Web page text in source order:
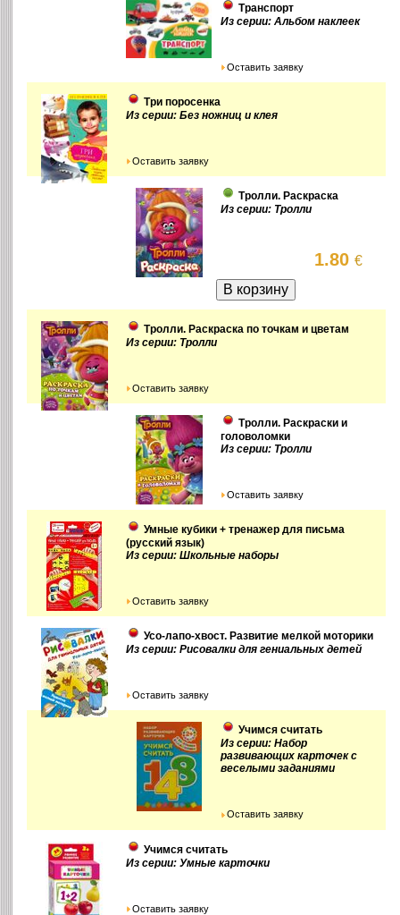
Транспорт
Из серии: Альбом наклеек
Оставить заявку
Три поросенка
Из серии: Без ножниц и клея
Оставить заявку
Тролли. Раскраска
Из серии: Тролли
1.80€
Тролли. Раскраска по точкам и цветам
Из серии: Тролли
Оставить заявку
Тролли. Раскраски и
головоломки
Из серии: Тролли
Оставить заявку
Умные кубики + тренажер для письма
(русский язык)
Из серии: Школьные наборы
Оставить заявку
Усо-лапо-хвост. Развитие мелкой моторики
Из серии: Рисовалки для гениальных детей
Оставить заявку
Учимся считать
Из серии: Набор
развивающих карточек с
веселыми заданиями
Оставить заявку
Учимся считать
Из серии: Умные карточки
Оставить заявку